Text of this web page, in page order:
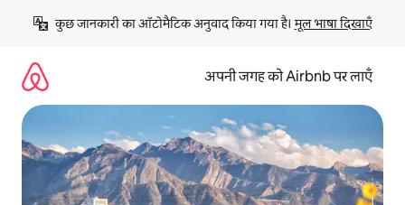
छोड़कर
कॉन्टेंट
कुछ जानकारी का ऑटोमैटिक अनुवाद किया गया है। मूल भाषा दिखाएँ
अपनी जगह को Airbnb पर लाएँ